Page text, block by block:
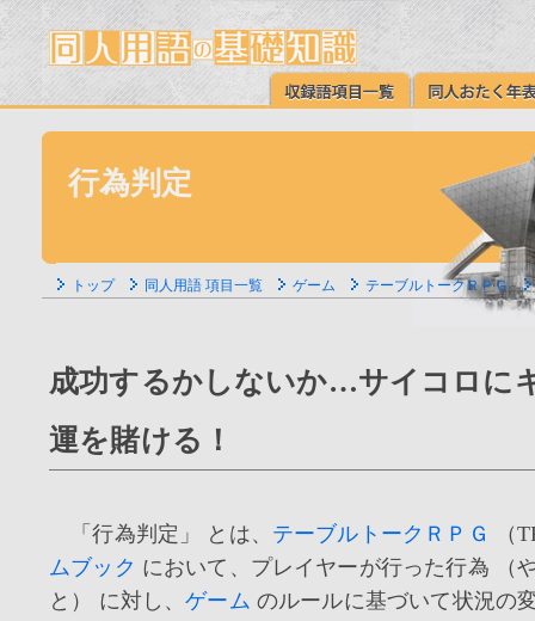
行為判定
トップ 同人用語 項目一覧 ゲーム テーブルトークＲＰＧ
成功するかしないか…サイコロに
運を賭ける！
「行為判定」 とは、 テーブルトークＲＰＧ
（
ムブック において、プレイヤーが行った行為 （
と） に対し、ゲーム のルールに基づいて状況の